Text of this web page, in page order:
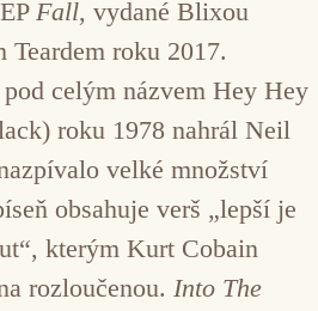
Fall, vydané Blixou
Teardem roku 2017.
celým názvem Hey Hey
roku 1978 nahrál Neil
velké množství
obsahuje verš „lepší je
kterým Kurt Cobain
rozloučenou. Into The